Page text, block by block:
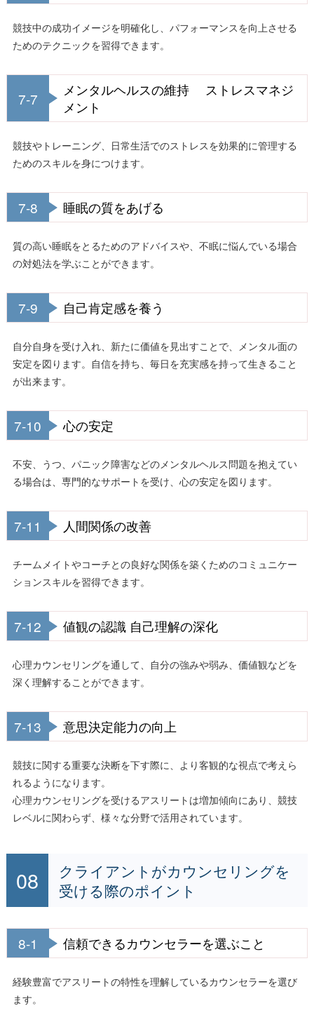
競技中の成功イメージを明確化し、パフォーマンスを向上させる
ためのテクニックを習得できます。
7-7
メンタルヘルスの維持 ストレスマネジ
メント
競技やトレーニング、日常生活でのストレスを効果的に管理する
ためのスキルを身につけます。
7-8 睡眠の質をあげる
質の高い睡眠をとるためのアドバイスや、不眠に悩んでいる場合
の対処法を学ぶことができます。
7-9 自己肯定感を養う
自分自身を受け入れ、新たに価値を見出すことで、メンタル面の
安定を図ります。自信を持ち、毎日を充実感を持って生きること
が出来ます。
7-10 心の安定
不安、うつ、パニック障害などのメンタルヘルス問題を抱えてい
る場合は、専門的なサポートを受け、心の安定を図ります。
7-11 人間関係の改善
チームメイトやコーチとの良好な関係を築くためのコミュニケー
ションスキルを習得できます。
7-12 値観の認識 自己理解の深化
心理カウンセリングを通して、自分の強みや弱み、価値観などを
深く理解することができます。
7-13 意思決定能力の向上
競技に関する重要な決断を下す際に、より客観的な視点で考えら
れるようになります。
心理カウンセリングを受けるアスリートは増加傾向にあり、競技
レベルに関わらず、様々な分野で活用されています。
クライアントがカウンセリングを
受ける際のポイント
8-1 信頼できるカウンセラーを選ぶこと
経験豊富でアスリートの特性を理解しているカウンセラーを選び
ます。